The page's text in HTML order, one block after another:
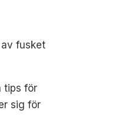
fusket
tips för
sig för